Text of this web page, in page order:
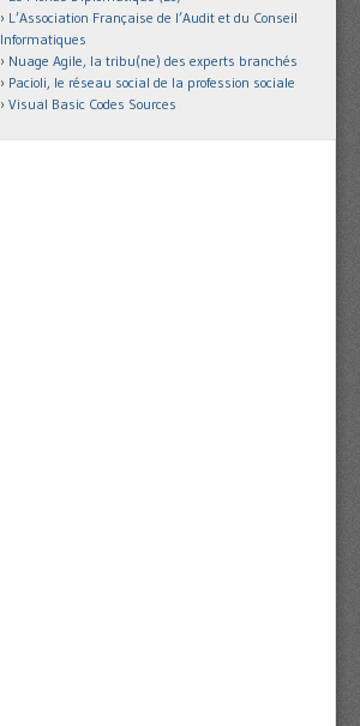
L’Association Française de l’Audit et du Conseil
Informatiques
Nuage Agile, la tribu(ne) des experts branchés
Pacioli, le réseau social de la profession sociale
Visual Basic Codes Sources